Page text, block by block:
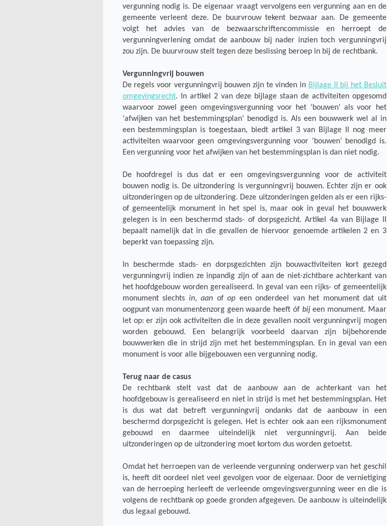
vergunning nodig is. De eigenaar vraagt vervolgens een vergunning aan en de
gemeente verleent deze. De buurvrouw tekent bezwaar aan. De gemeente
volgt het advies van de bezwaarschriftencommissie en herroept de
vergunningverlening omdat de aanbouw bij nader inzien toch vergunningvrij
zou zijn. De buurvrouw stelt tegen deze beslissing beroep in bij de rechtbank.
Vergunningvrij bouwen
De regels voor vergunningvrij bouwen zijn te vinden in Bijlage II bij het Besluit
omgevingsrecht. In artikel 2 van deze bijlage staan de activiteiten opgesomd
waarvoor zowel geen omgevingsvergunning voor het ‘bouwen’ als voor het
‘afwijken van het bestemmingsplan’ benodigd is. Als een bouwwerk wel al in
een bestemmingsplan is toegestaan, biedt artikel 3 van Bijlage II nog meer
activiteiten waarvoor geen omgevingsvergunning voor ‘bouwen’ benodigd is.
Een vergunning voor het afwijken van het bestemmingsplan is dan niet nodig.
De hoofdregel is dus dat er een omgevingsvergunning voor de activiteit
bouwen nodig is. De uitzondering is vergunningvrij bouwen. Echter zijn er ook
uitzonderingen op de uitzondering. Deze uitzonderingen gelden als er een rijks-
of gemeentelijk monument in het spel is, maar ook in geval het bouwwerk
gelegen is in een beschermd stads- of dorpsgezicht. Artikel 4a van Bijlage II
bepaalt namelijk dat in die gevallen de hiervoor genoemde artikelen 2 en 3
beperkt van toepassing zijn.
In beschermde stads- en dorpsgezichten zijn bouwactiviteiten kort gezegd
vergunningvrij indien ze inpandig zijn of aan de niet-zichtbare achterkant van
het hoofdgebouw worden gerealiseerd. In geval van een rijks- of gemeentelijk
monument slechts in,aan ofop een onderdeel van het monument dat uit
oogpunt van monumentenzorg geen waarde heeft óf bijeen monument. Maar
let op: er zijn ook activiteiten die in deze gevallen nooit vergunningvrij mogen
worden gebouwd. Een belangrijk voorbeeld daarvan zijn bijbehorende
bouwwerken die in strijd zijn met het bestemmingsplan. En in geval van een
monument is voor alle bijgebouwen een vergunning nodig.
Terug naar de casus
De rechtbank stelt vast dat de aanbouw aan de achterkant van het
hoofdgebouw is gerealiseerd en niet in strijd is met het bestemmingsplan. Het
is dus wat dat betreft vergunningvrij ondanks dat de aanbouw in een
beschermd dorpsgezicht is gelegen. Het is echter ook aan een rijksmonument
gebouwd en daarmee uiteindelijk niet vergunningvrij. Aan beide
uitzonderingen op de uitzondering moet kortom dus worden getoetst.
Omdat het herroepen van de verleende vergunning onderwerp van het geschil
is, heeft dit oordeel niet veel gevolgen voor de eigenaar. Door de vernietiging
van de herroeping herleeft de verleende omgevingsvergunning weer en die is
volgens de rechtbank op goede gronden afgegeven. De aanbouw is uiteindelijk
dus legaal gebouwd.